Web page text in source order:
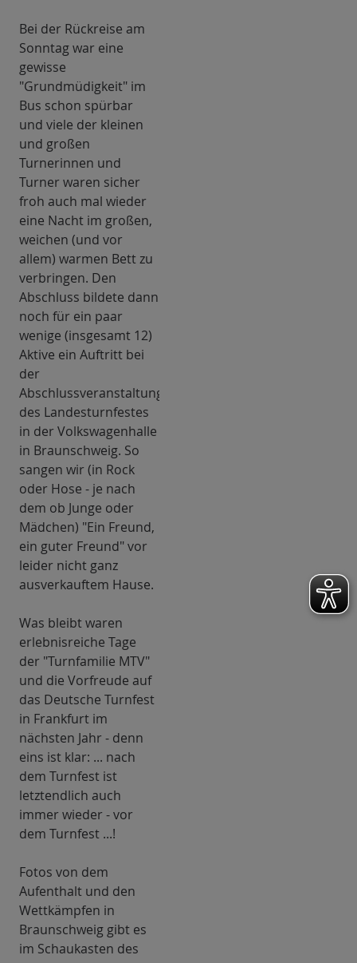
Bei der Rückreise am
Sonntag war eine
gewisse
"Grundmüdigkeit" im
Bus schon spürbar
und viele der kleinen
und großen
Turnerinnen und
Turner waren sicher
froh auch mal wieder
eine Nacht im großen,
weichen (und vor
allem) warmen Bett zu
verbringen. Den
Abschluss bildete dann
noch für ein paar
wenige (insgesamt 12)
Aktive ein Auftritt bei
der
Abschlussveranstaltung
des Landesturnfestes
in der Volkswagenhalle
in Braunschweig. So
sangen wir (in Rock
oder Hose - je nach
dem ob Junge oder
Mädchen) "Ein Freund,
ein guter Freund" vor
leider nicht ganz
ausverkauftem Hause.
Was bleibt waren
erlebnisreiche Tage
der "Turnfamilie MTV"
und die Vorfreude auf
das Deutsche Turnfest
in Frankfurt im
nächsten Jahr - denn
eins ist klar: ... nach
dem Turnfest ist
letztendlich auch
immer wieder - vor
dem Turnfest ...!
Fotos von dem
Aufenthalt und den
Wettkämpfen in
Braunschweig gibt es
im Schaukasten des